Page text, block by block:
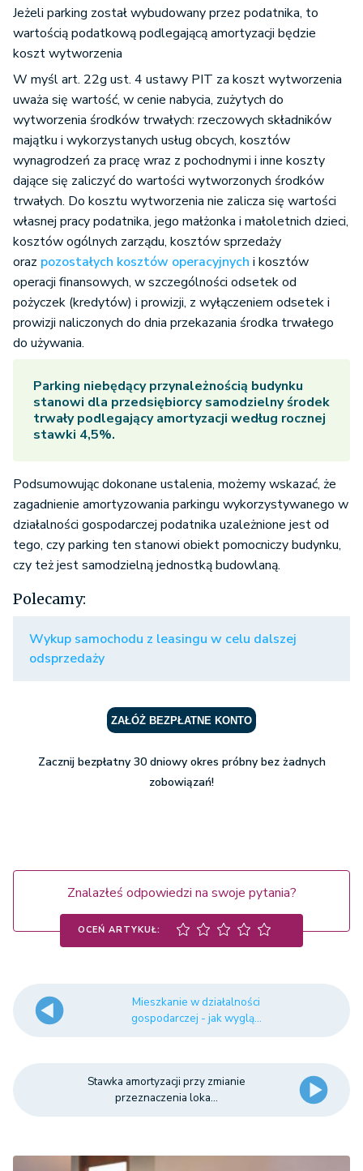
Jeżeli parking został wybudowany przez podatnika, to
wartością podatkową podlegającą amortyzacji będzie
koszt wytworzenia
W myśl art. 22g ust. 4 ustawy PIT za koszt wytworzenia
uważa się wartość, w cenie nabycia, zużytych do
wytworzenia środków trwałych: rzeczowych składników
majątku i wykorzystanych usług obcych, kosztów
wynagrodzeń za pracę wraz z pochodnymi i inne koszty
dające się zaliczyć do wartości wytworzonych środków
trwałych. Do kosztu wytworzenia nie zalicza się wartości
własnej pracy podatnika, jego małżonka i małoletnich dzieci,
kosztów ogólnych zarządu, kosztów sprzedaży
oraz pozostałych kosztów operacyjnych i kosztów
operacji finansowych, w szczególności odsetek od
pożyczek (kredytów) i prowizji, z wyłączeniem odsetek i
prowizji naliczonych do dnia przekazania środka trwałego
do używania.
Parking niebędący przynależnością budynku
stanowi dla przedsiębiorcy samodzielny środek
trwały podlegający amortyzacji według rocznej
stawki 4,5%.
Podsumowując dokonane ustalenia, możemy wskazać, że
zagadnienie amortyzowania parkingu wykorzystywanego w
działalności gospodarczej podatnika uzależnione jest od
tego, czy parking ten stanowi obiekt pomocniczy budynku,
czy też jest samodzielną jednostką budowlaną.
Polecamy:
Wykup samochodu z leasingu w celu dalszej
odsprzedaży
ZAŁÓŻ BEZPŁATNE KONTO
Zacznij bezpłatny 30 dniowy okres próbny bez żadnych
zobowiązań!
Znalazłeś odpowiedzi na swoje pytania?
OCEŃ ARTYKUŁ:
Mieszkanie w działalności
gospodarczej - jak wyglą...
Stawka amortyzacji przy zmianie
przeznaczenia loka...